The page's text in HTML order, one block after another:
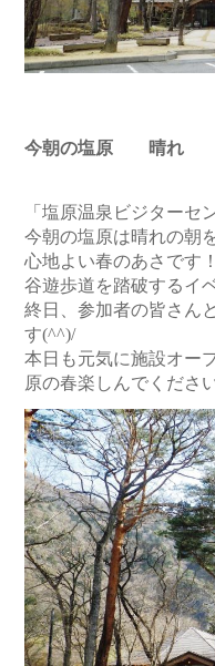
今朝の塩原 晴れ
「塩原温泉ビジターセ
今朝の塩原は晴れの朝
心地よい春のあさです
谷遊歩道を踏破するイ
終日、参加者の皆さん
す(^^)/
本日も元気に施設オー
原の春楽しんでくださ